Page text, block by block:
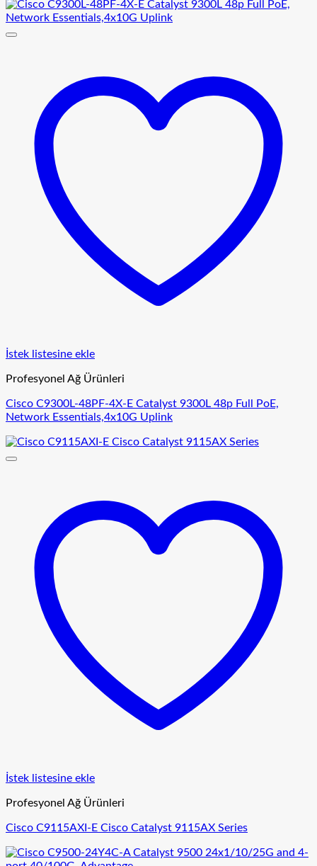
İstek listesine ekle
Profesyonel Ağ Ürünleri
Cisco C9300L-48PF-4X-E Catalyst 9300L 48p Full PoE,
Network Essentials,4x10G Uplink
İstek listesine ekle
Profesyonel Ağ Ürünleri
Cisco C9115AXI-E Cisco Catalyst 9115AX Series